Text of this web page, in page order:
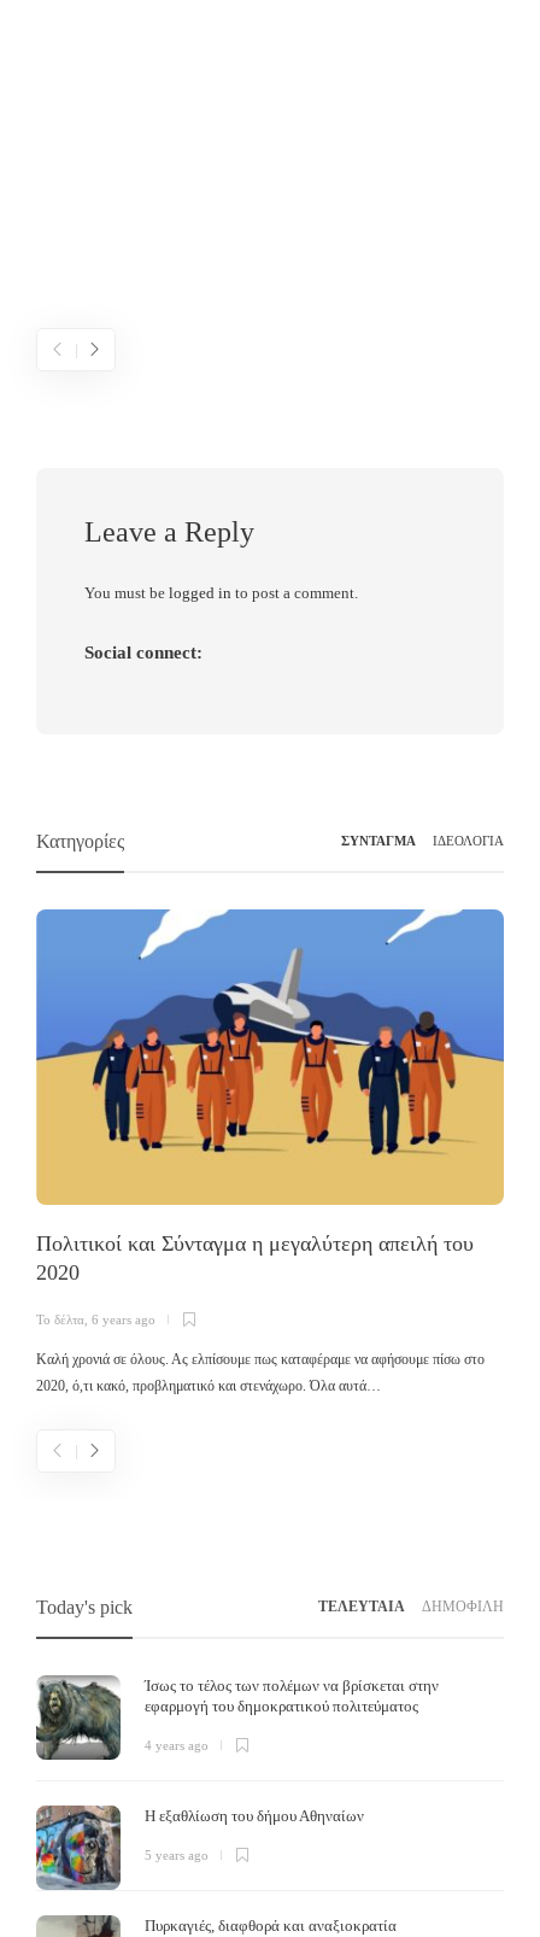
Leave a Reply
You must be logged in to post a comment.
Social connect:
Κατηγορίες ΣΥΝΤΑΓΜΑ ΙΔΕΟΛΟΓΙΑ
Πολιτικοί και Σύνταγμα η μεγαλύτερη απειλή του
2020
Το δέλτα 6 years ago
Καλή χρονιά σε όλους. Ας ελπίσουμε πως καταφέραμε να αφήσουμε πίσω στο
2020, ό,τι κακό, προβληματικό και στενάχωρο. Όλα αυτά…
Άλλο κοινοβουλευτισμός, άλλο δημοκρατία
Το δέλτα,6 years ago
Τι είναι χειρότερο από τον κομμουνισμό, τον καπιταλισμό και τον φασισμό; Η
Today's pick ΤΕΛΕΥΤΑΙΑ ΔΗΜΟΦΙΛΗ
Ίσως το τέλος των πολέμων να βρίσκεται στην
εφαρμογή του δημοκρατικού πολιτεύματος
4 years ago
Η εξαθλίωση του δήμου Αθηναίων
5 years ago
Πυρκαγιές, διαφθορά και αναξιοκρατία